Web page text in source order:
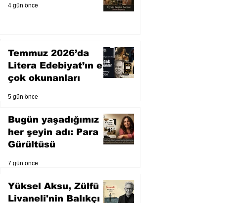
4 gün önce
Temmuz 2026’da
Litera Edebiyat’ın en
çok okunanları
5 gün önce
Bugün yaşadığımız
her şeyin adı: Para
Gürültüsü
7 gün önce
Yüksel Aksu, Zülfü
Livaneli'nin Balıkçı